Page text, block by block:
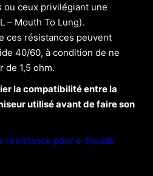
ou ceux privilégiant une
– Mouth To Lung).
ces résistances peuvent
40/60, à condition de ne
de 1,5 ohm.
la compatibilité entre la
utilisé avant de faire son
résistance pour e-liquide